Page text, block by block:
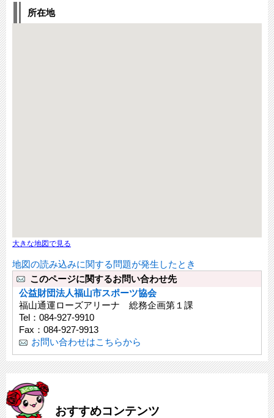
所在地
大きな地図で見る
地図の読み込みに関する問題が発生したとき
このページに関するお問い合わせ先
公益財団法人福山市スポーツ協会
福山通運ローズアリーナ 総務企画第１課
Tel：084-927-9910
Fax：084-927-9913
お問い合わせはこちらから
おすすめコンテンツ